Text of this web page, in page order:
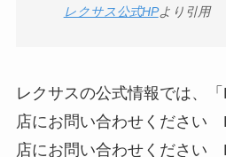
レクサス公式HPより引用
レクサスの公式情報では、
店にお問い合わせください
店にお問い合わせください